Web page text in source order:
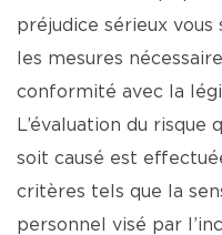
préjudice sérieux vous
les mesures
conformité avec la
L’évaluation du risque
soit causé est
critères tels que la
personnel visé par